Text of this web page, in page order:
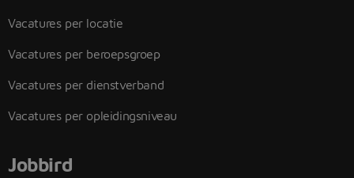
Vacatures per locatie
Vacatures per beroepsgroep
Vacatures per dienstverband
Vacatures per opleidingsniveau
Jobbird